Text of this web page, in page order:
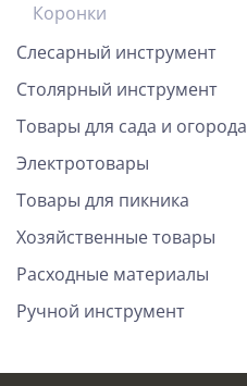
Коронки
Слесарный инструмент
Столярный инструмент
Товары для сада и огорода
Электротовары
Товары для пикника
Хозяйственные товары
Расходные материалы
Ручной инструмент